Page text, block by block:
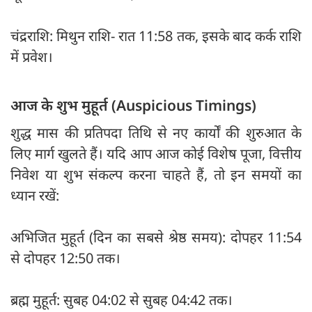
चंद्रराशि: मिथुन राशि- रात 11:58 तक, इसके बाद कर्क राशि
में प्रवेश।
आज के शुभ मुहूर्त (Auspicious Timings)
शुद्ध मास की प्रतिपदा तिथि से नए कार्यों की शुरुआत के
लिए मार्ग खुलते हैं। यदि आप आज कोई विशेष पूजा, वित्तीय
निवेश या शुभ संकल्प करना चाहते हैं, तो इन समयों का
ध्यान रखें:
अभिजित मुहूर्त (दिन का सबसे श्रेष्ठ समय): दोपहर 11:54
से दोपहर 12:50 तक।
ब्रह्म मुहूर्त: सुबह 04:02 से सुबह 04:42 तक।